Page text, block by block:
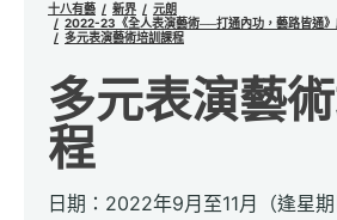
十八有藝 新界
元朗
2022-23《全人表演藝術──打通內功，藝路皆通》
多元表演藝術培訓課程
多元表演藝
程
日期：2022年9月至11月（逢星期